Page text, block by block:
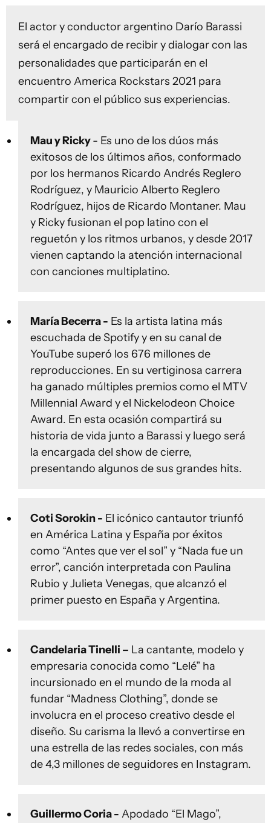
El actor y conductor argentino Darío Barassi
será el encargado de recibir y dialogar con las
personalidades que participarán en el
encuentro America Rockstars 2021 para
compartir con el público sus experiencias.
Mau y Ricky- Es uno de los dúos más
exitosos de los últimos años, conformado
por los hermanos Ricardo Andrés Reglero
Rodríguez, y Mauricio Alberto Reglero
Rodríguez, hijos de Ricardo Montaner. Mau
y Ricky fusionan el pop latino con el
reguetón y los ritmos urbanos, y desde 2017
vienen captando la atención internacional
con canciones multiplatino.
María Becerra - Es la artista latina más
escuchada de Spotify y en su canal de
YouTube superó los 676 millones de
reproducciones. En su vertiginosa carrera
ha ganado múltiples premios como el MTV
Millennial Award y el Nickelodeon Choice
Award. En esta ocasión compartirá su
historia de vida junto a Barassi y luego será
la encargada del show de cierre,
presentando algunos de sus grandes hits.
Coti Sorokin - El icónico cantautor triunfó
en América Latina y España por éxitos
como “Antes que ver el sol” y “Nada fue un
error”, canción interpretada con Paulina
Rubio y Julieta Venegas, que alcanzó el
primer puesto en España y Argentina.
Candelaria Tinelli – La cantante, modelo y
empresaria conocida como “Lelé” ha
incursionado en el mundo de la moda al
fundar “Madness Clothing”, donde se
involucra en el proceso creativo desde el
diseño. Su carisma la llevó a convertirse en
una estrella de las redes sociales, con más
de 4,3 millones de seguidores en Instagram.
Guillermo Coria - Apodado “El Mago”,